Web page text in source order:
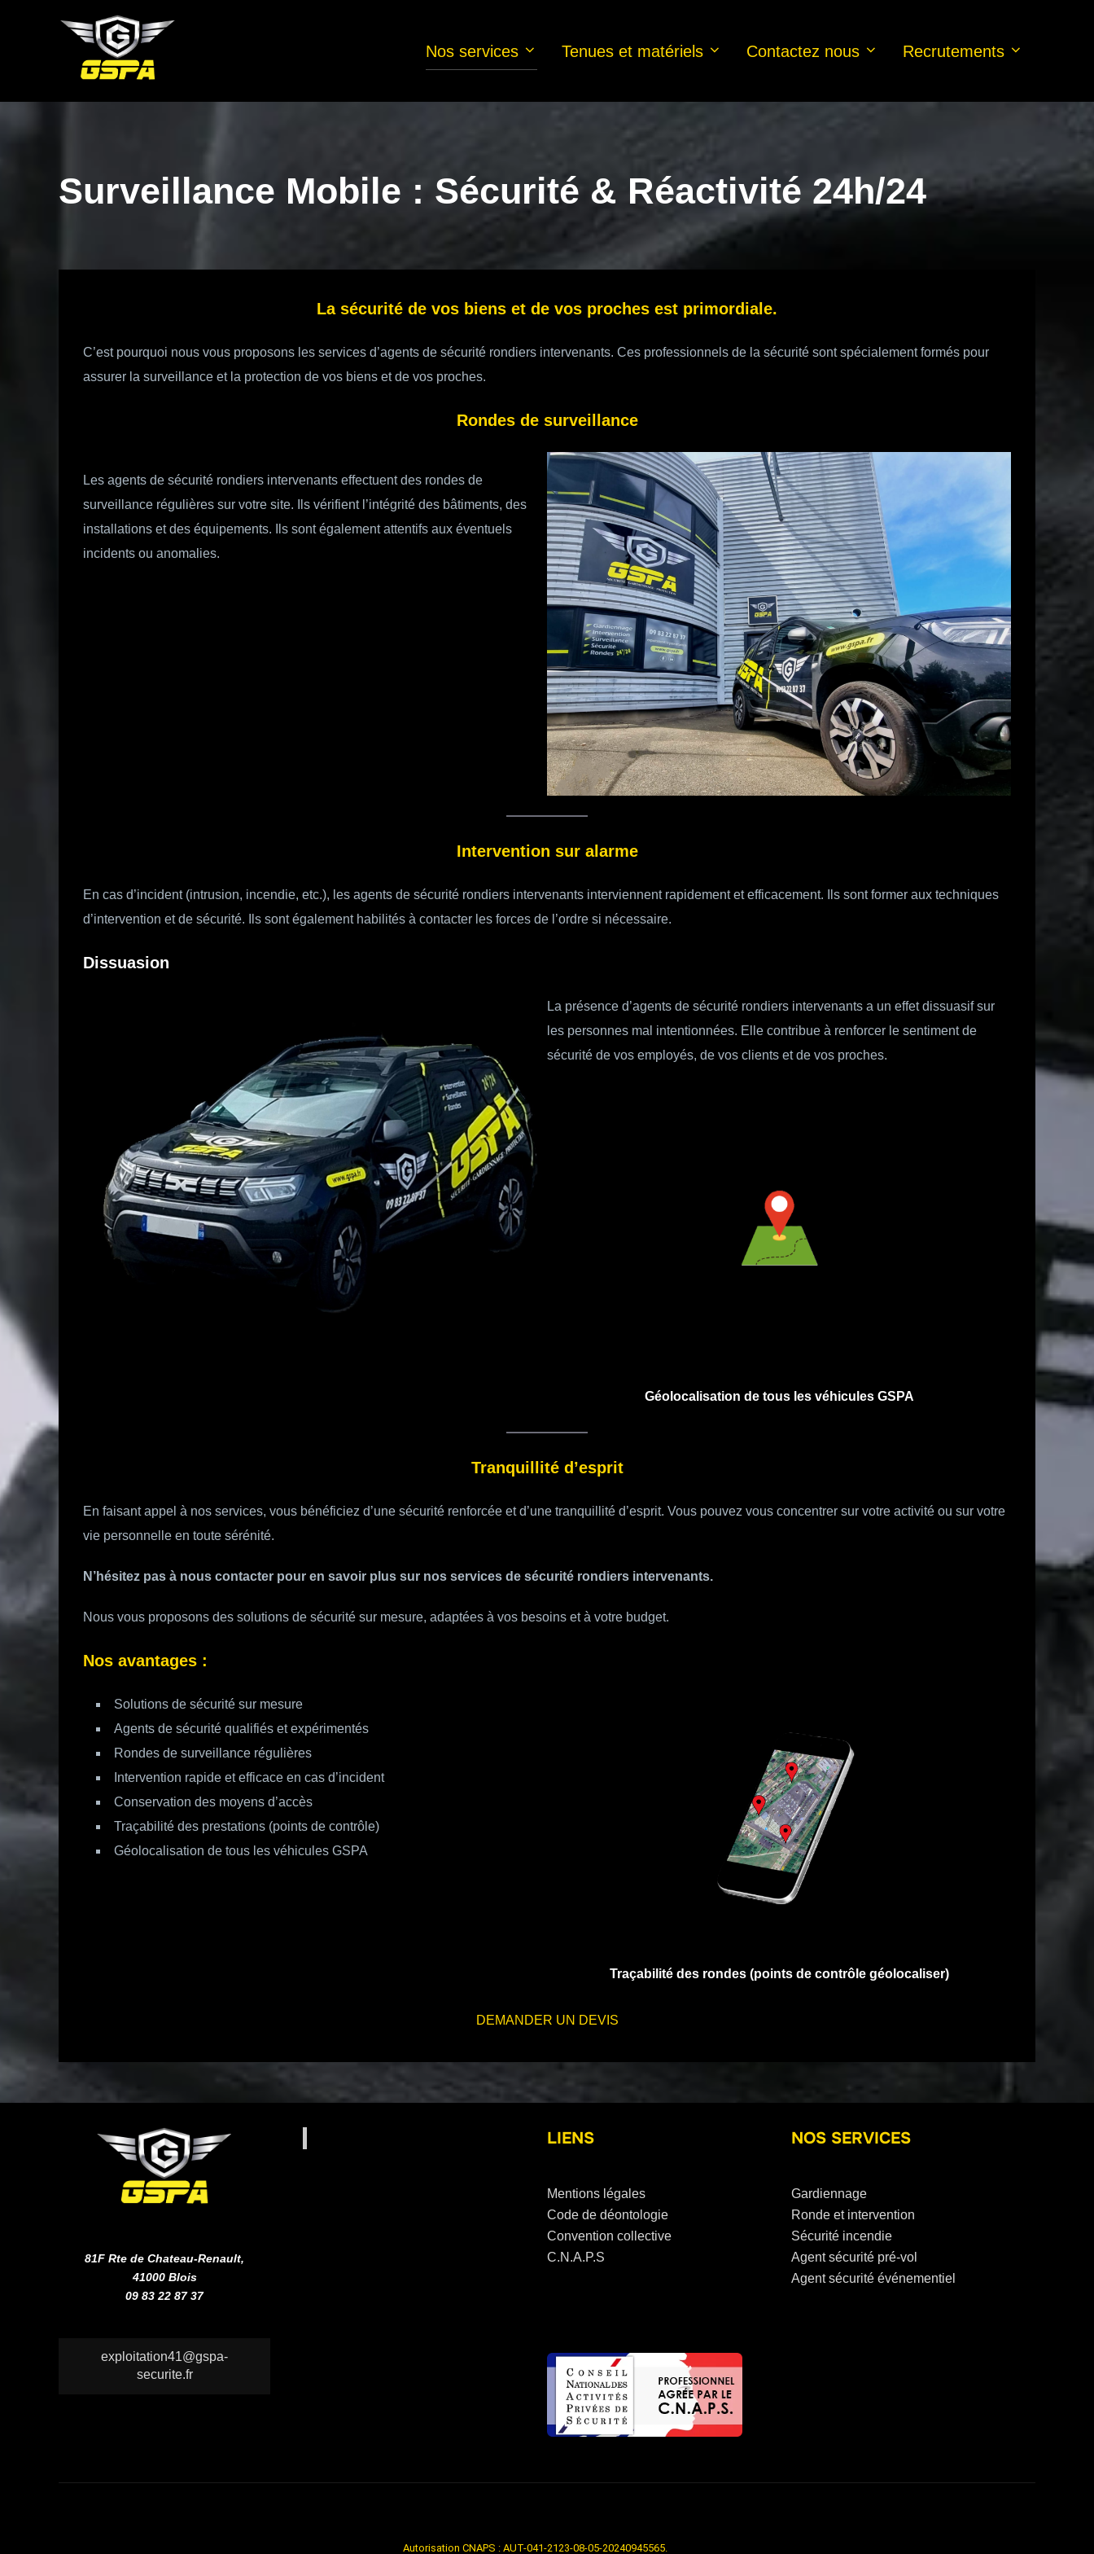
Nos services Tenues et matériels Contactez nous Recrutements
Surveillance Mobile : Sécurité & Réactivité 24h/24
La sécurité de vos biens et de vos proches est primordiale.
C’est pourquoi nous vous proposons les services d’agents de sécurité rondiers intervenants. Ces professionnels de la sécurité sont spécialement formés pour
assurer la surveillance et la protection de vos biens et de vos proches.
Rondes de surveillance
Les agents de sécurité rondiers intervenants effectuent des rondes de
surveillance régulières sur votre site. Ils vérifient l’intégrité des bâtiments, des
installations et des équipements. Ils sont également attentifs aux éventuels
incidents ou anomalies.
Intervention sur alarme
En cas d’incident (intrusion, incendie, etc.), les agents de sécurité rondiers intervenants interviennent rapidement et efficacement. Ils sont former aux techniques
d’intervention et de sécurité. Ils sont également habilités à contacter les forces de l’ordre si nécessaire.
Dissuasion
La présence d’agents de sécurité rondiers intervenants a un effet dissuasif sur
les personnes mal intentionnées. Elle contribue à renforcer le sentiment de
sécurité de vos employés, de vos clients et de vos proches.
Géolocalisation de tous les véhicules GSPA
Tranquillité d’esprit
En faisant appel à nos services, vous bénéficiez d’une sécurité renforcée et d’une tranquillité d’esprit. Vous pouvez vous concentrer sur votre activité ou sur votre
vie personnelle en toute sérénité.
N’hésitez pas à nous contacter pour en savoir plus sur nos services de sécurité rondiers intervenants.
Nous vous proposons des solutions de sécurité sur mesure, adaptées à vos besoins et à votre budget.
Nos avantages :
Solutions de sécurité sur mesure
Agents de sécurité qualifiés et expérimentés
Rondes de surveillance régulières
Intervention rapide et efficace en cas d’incident
Conservation des moyens d’accès
Traçabilité des prestations (points de contrôle)
Géolocalisation de tous les véhicules GSPA
Traçabilité des rondes (points de contrôle géolocaliser)
DEMANDER UN DEVIS
81F Rte de Chateau-Renault,
41000 Blois
09 83 22 87 37
exploitation41@gspa-
securite.fr
LIENS
Mentions légales
Code de déontologie
Convention collective
C.N.A.P.S
NOS SERVICES
Gardiennage
Ronde et intervention
Sécurité incendie
Agent sécurité pré-vol
Agent sécurité événementiel
Autorisation CNAPS : AUT-041-2123-08-05-20240945565.